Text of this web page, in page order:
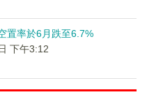
置率於6月跌至6.7%
下午3:12